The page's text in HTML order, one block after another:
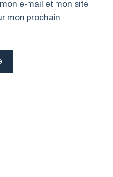
e-mail et mon site
mon prochain